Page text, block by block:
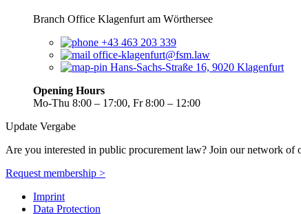
Branch Office Klagenfurt am Wörthersee
+43 463 203 339
office-klagenfurt@fsm.law
Hans-Sachs-Straße 16, 9020 Klagenfurt
Opening Hours
Mo-Thu 8:00 – 17:00, Fr 8:00 – 12:00
Update Vergabe
Are you interested in public procurement law? Join our network
Request membership >
Imprint
Data Protection